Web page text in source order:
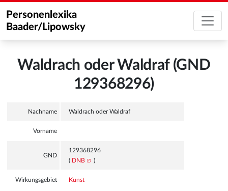
Personenlexika
Baader/Lipowsky
Waldrach oder Waldraf (GND
129368296)
Nachname Waldrach oder Waldraf
Vorname
GND
129368296
( DNB )
Wirkungsgebiet Kunst